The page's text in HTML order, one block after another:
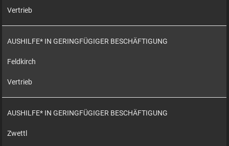
Vertrieb
AUSHILFE* IN GERINGFÜGIGER BESCHÄFTIGUNG
Feldkirch
Vertrieb
AUSHILFE* IN GERINGFÜGIGER BESCHÄFTIGUNG
Zwettl